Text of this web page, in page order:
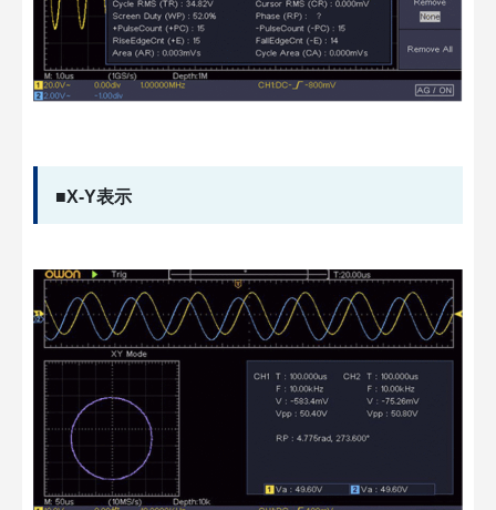
■X-Y表示